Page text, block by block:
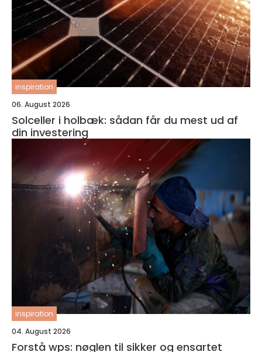
inspiration
06. August 2026
Solceller i holbæk: sådan får du mest ud af
din investering
inspiration
04. August 2026
Forstå wps: nøglen til sikker og ensartet